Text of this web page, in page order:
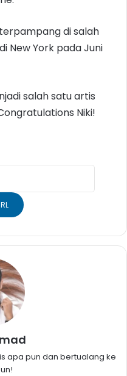
di salah
New York pada Juni
salah satu artis
Niki!
apa pun dan bertualang ke